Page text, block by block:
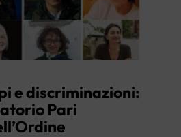
e discriminazioni:
Pari